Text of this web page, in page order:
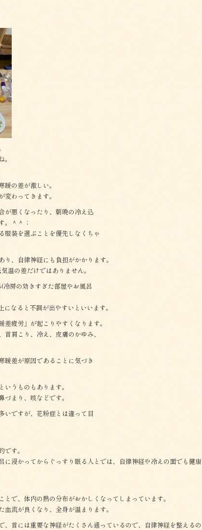
の差が激しい。
わってきます。
が悪くなったり、朝晩の冷え込
。＾＾；
服装を選ぶことを優先しなくちゃ
、自律神経にも負担がかかります。
温の差だけではありません。
房の効きすぎた部屋やお風呂
なると不調が出やすいといいます。
疲労」が起こりやすくなります。
肩こり、冷え、皮膚のかゆみ、
暖差が原因であることに気づき
うものもあります。
まり、咳などです。
いですが、花粉症とは違って目
す。
に浸かってからぐっすり眠る人とでは、自律神経や冷えの面でも健康
で、体内の熱の分布がおかしくなってしまっています。
流が良くなり、全身が温まります。
、首には重要な神経がたくさん通っているので、自律神経を整えるの